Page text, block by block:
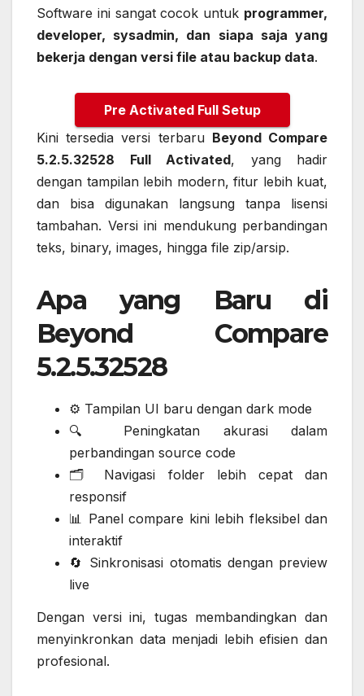
Software ini sangat cocok untuk programmer,
developer, sysadmin, dan siapa saja yang
bekerja dengan versi file atau backup data.
Pre Activated Full Setup
Kini tersedia versi terbaru Beyond Compare
5.2.5.32528 Full Activated, yang hadir
dengan tampilan lebih modern, fitur lebih kuat,
dan bisa digunakan langsung tanpa lisensi
tambahan. Versi ini mendukung perbandingan
teks, binary, images, hingga file zip/arsip.
Apa yang Baru di
Beyond Compare
5.2.5.32528
⚙️ Tampilan UI baru dengan dark mode
🔍 Peningkatan akurasi dalam
perbandingan source code
🗂️ Navigasi folder lebih cepat dan
responsif
📊 Panel compare kini lebih fleksibel dan
interaktif
🔄 Sinkronisasi otomatis dengan preview
live
Dengan versi ini, tugas membandingkan dan
menyinkronkan data menjadi lebih efisien dan
profesional.